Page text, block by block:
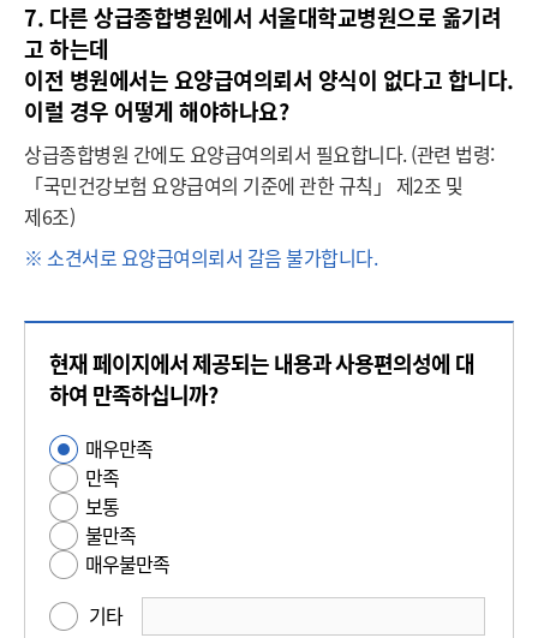
7. 다른 상급종합병원에서 서울대학교병원으로 옮기려
고 하는데
이전 병원에서는 요양급여의뢰서 양식이 없다고 합니다.
이럴 경우 어떻게 해야하나요?
상급종합병원 간에도 요양급여의뢰서 필요합니다. (관련 법령:
「국민건강보험 요양급여의 기준에 관한 규칙」 제2조 및
제6조)
※ 소견서로 요양급여의뢰서 갈음 불가합니다.
현재 페이지에서 제공되는 내용과 사용편의성에 대
하여 만족하십니까?
사
용
편
의
성
족
매우만족
만족
보통
불만족
매우불만족
기타